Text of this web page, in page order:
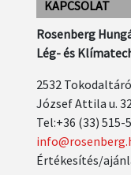
KAPCSOLAT
Rosenberg
Lég- és
2532
József Attila u.
Tel:+36 (33) 515-
Értékesítés/